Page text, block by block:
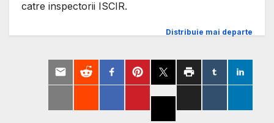
catre inspectorii ISCIR.
Distribuie mai departe